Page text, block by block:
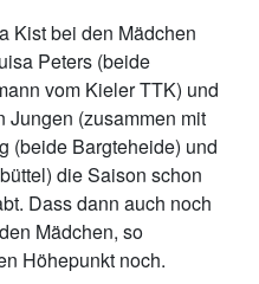
Kist bei den Mädchen
Peters (beide
vom Kieler TTK) und
Jungen (zusammen mit
(beide Bargteheide) und
die Saison schon
Dass dann auch noch
Mädchen, so
Höhepunkt noch.